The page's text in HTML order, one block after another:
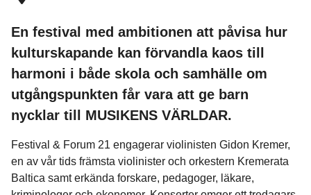
En festival med ambitionen att påvisa hur
kulturskapande kan förvandla kaos till
harmoni i både skola och samhälle om
utgångspunkten får vara att ge barn
nycklar till MUSIKENS VÄRLDAR.
Festival & Forum 21 engagerar violinisten Gidon Kremer,
en av vår tids främsta violinister och orkestern Kremerata
Baltica samt erkända forskare, pedagoger, läkare,